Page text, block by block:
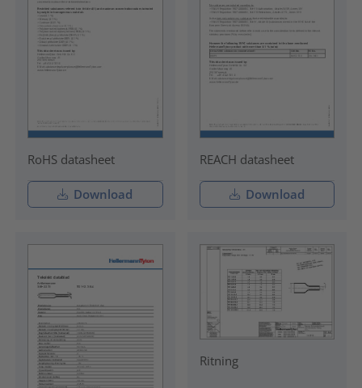
RoHS datasheet
Download
REACH datasheet
Download
Ritning